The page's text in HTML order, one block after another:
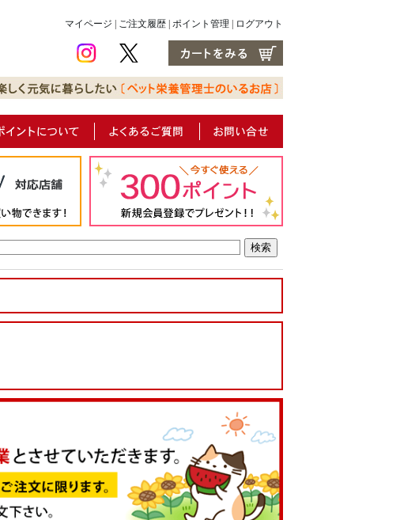
マイページ ご注文履歴 ポイント管理 ログアウト